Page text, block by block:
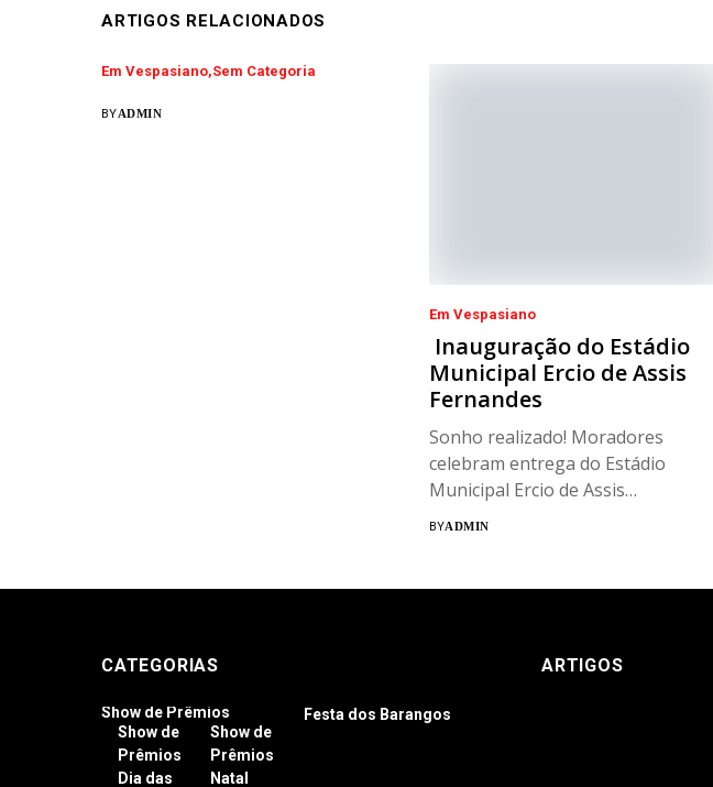
ARTIGOS RELACIONADOS
Em Vespasiano Sem Categoria
BYADMIN
Em Vespasiano
Inauguração do Estádio
Municipal Ercio de Assis
Fernandes
Sonho realizado! Moradores
celebram entrega do Estádio
Municipal Ercio de Assis
Fernandes...
BYADMIN
CATEGORIAS
Show de Prêmios
Show de
Prêmios
Dia das
Show de
Prêmios
Natal
Festa dos Barangos
ARTIGOS